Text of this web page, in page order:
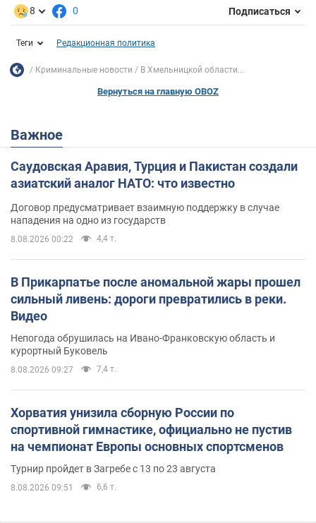
8 0 Подписаться
Теги Редакционная политика
Криминальные новости В Хмельницкой области...
Вернуться на главную OBOZ
Важное
Саудовская Аравия, Турция и Пакистан создали
азиатский аналог НАТО: что известно
Договор предусматривает взаимную поддержку в случае
нападения на одно из государств
8.08.2026 00:22 4,4 т.
В Прикарпатье после аномальной жары прошел
сильный ливень: дороги превратились в реки.
Видео
Непогода обрушилась на Ивано-Франковскую область и
курортный Буковель
8.08.2026 09:27 7,4 т.
Хорватия унизила сборную России по
спортивной гимнастике, официально не пустив
на чемпионат Европы основных спортсменов
Турнир пройдет в Загребе с 13 по 23 августа
8.08.2026 09:51 6,6 т.